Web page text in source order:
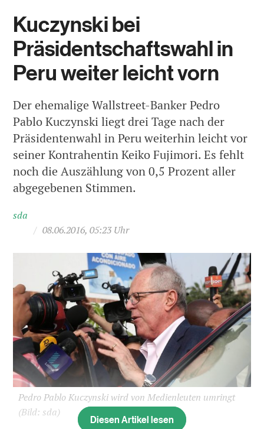
Kuczynski bei
Präsidentschaftswahl in
Peru weiter leicht vorn
Der ehemalige Wallstreet-Banker Pedro
Pablo Kuczynski liegt drei Tage nach der
Präsidentenwahl in Peru weiterhin leicht vor
seiner Kontrahentin Keiko Fujimori. Es fehlt
noch die Auszählung von 0,5 Prozent aller
abgegebenen Stimmen.
sda
/ 08.06.2016, 05:23 Uhr
Pedro Pablo Kuczynski wird von Medienleuten umringt
(Bild: sda)
Diesen Artikel lesen